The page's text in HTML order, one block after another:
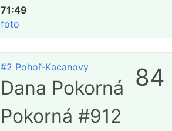
71:49
foto
#2 Pohoř-Kacanovy
Dana Pokorná
Pokorná #912
84